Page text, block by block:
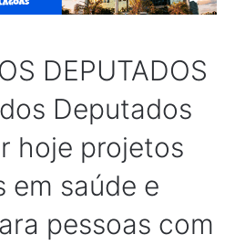
DEPUTADOS
Deputados
hoje projetos
em saúde e
pessoas com